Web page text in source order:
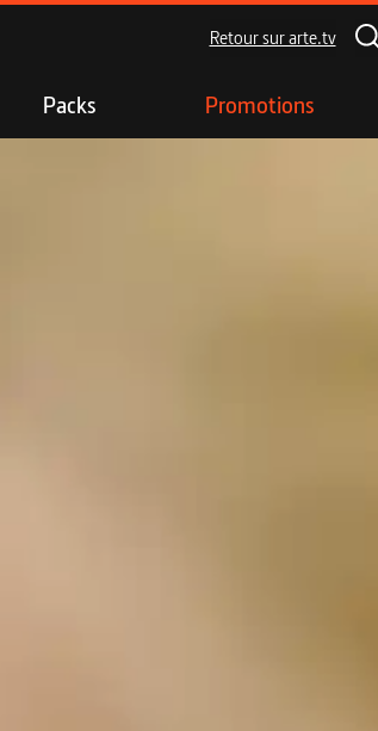
Retour sur arte.tv
Packs Promotions